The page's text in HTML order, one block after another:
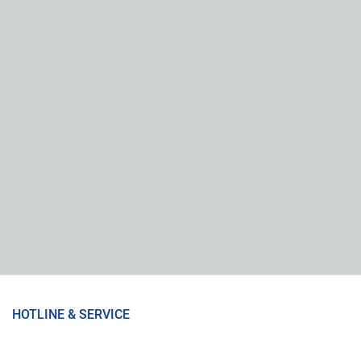
HOTLINE & SERVICE